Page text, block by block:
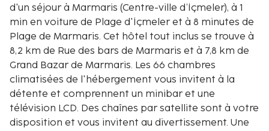
d'un séjour à Marmaris (Centre-ville d’İçmeler), à 1
min en voiture de Plage d'İçmeler et à 8 minutes de
Plage de Marmaris. Cet hôtel tout inclus se trouve à
8,2 km de Rue des bars de Marmaris et à 7,8 km de
Grand Bazar de Marmaris. Les 66 chambres
climatisées de l'hébergement vous invitent à la
détente et comprennent un minibar et une
télévision LCD. Des chaînes par satellite sont à votre
disposition et vous invitent au divertissement. Une